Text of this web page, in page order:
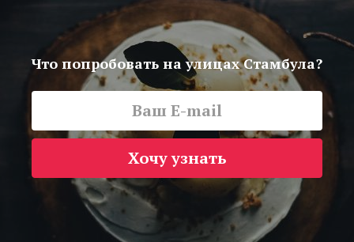
Что попробовать на улицах Стамбула?
Хочу узнать